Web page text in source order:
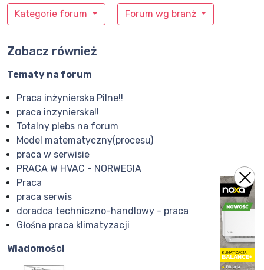
Kategorie forum Forum wg branż
Zobacz również
Tematy na forum
Praca inżynierska Pilne!!
praca inzynierska!!
Totalny plebs na forum
Model matematyczny(procesu)
praca w serwisie
PRACA W HVAC - NORWEGIA
Praca
praca serwis
doradca techniczno-handlowy - praca
Głośna praca klimatyzacji
Wiadomości